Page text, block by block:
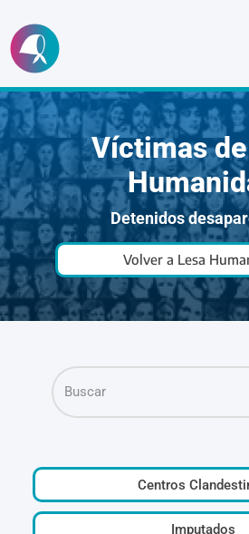
Ir
al
contenido
Víctimas
Detenidos
Volver a Lesa
Centros
Imputados